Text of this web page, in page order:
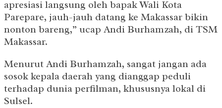
apresiasi langsung oleh bapak Wali Kota
Parepare, jauh-jauh datang ke Makassar bikin
nonton bareng,” ucap Andi Burhamzah, di TSM
Makassar.
Menurut Andi Burhamzah, sangat jangan ada
sosok kepala daerah yang dianggap peduli
terhadap dunia perfilman, khususnya lokal di
Sulsel.